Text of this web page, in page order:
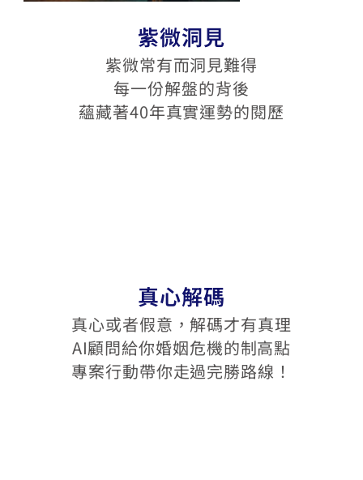
紫微洞見
紫微常有而洞見難得
每一份解盤的背後
蘊藏著40年真實運勢的閱歷
真心解碼
真心或者假意，解碼才有真理
AI顧問給你婚姻危機的制高點
專案行動帶你走過完勝路線！